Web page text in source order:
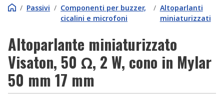
/ Passivi / Componenti per buzzer,
cicalini e microfoni
/ Altoparlanti
miniaturizzati
Altoparlante miniaturizzato
Visaton, 50 Ω, 2 W, cono in Mylar
50 mm 17 mm